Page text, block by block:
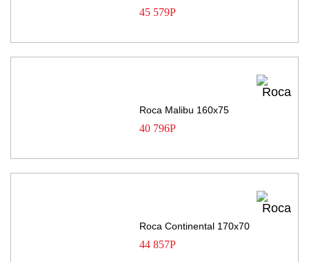
45 579Р
Roca Malibu 160х75
40 796Р
Roca Continental 170х70
44 857Р